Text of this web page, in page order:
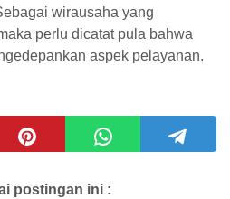
wirausaha yang
perlu dicatat pula bahwa
aspek pelayanan.
postingan ini :